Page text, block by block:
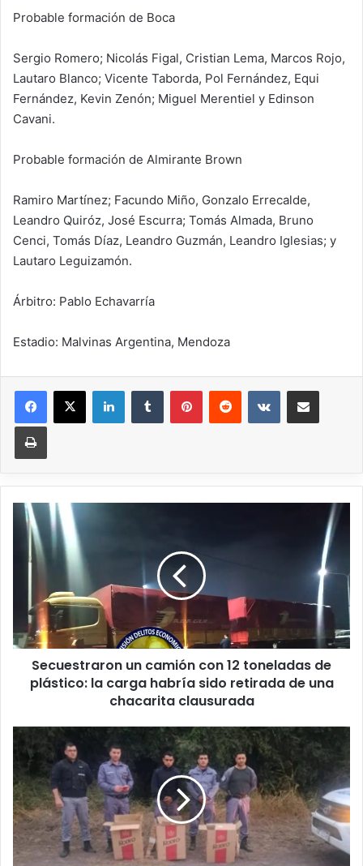
Probable formación de Boca
Sergio Romero; Nicolás Figal, Cristian Lema, Marcos Rojo,
Lautaro Blanco; Vicente Taborda, Pol Fernández, Equi
Fernández, Kevin Zenón; Miguel Merentiel y Edinson
Cavani.
Probable formación de Almirante Brown
Ramiro Martínez; Facundo Miño, Gonzalo Errecalde,
Leandro Quiróz, José Escurra; Tomás Almada, Bruno
Cenci, Tomás Díaz, Leandro Guzmán, Leandro Iglesias; y
Lautaro Leguizamón.
Árbitro: Pablo Echavarría
Estadio: Malvinas Argentina, Mendoza
Secuestraron un camión con 12 toneladas de
plástico: la carga habría sido retirada de una
chacarita clausurada